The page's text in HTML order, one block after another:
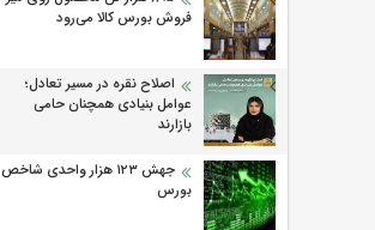
فروش بورس کالا می‌‌رود
اصلاح نقره در مسیر تعادل؛
عوامل بنیادی همچنان حامی
بازارند
جهش ۱۲۳ هزار واحدی شاخص
بورس